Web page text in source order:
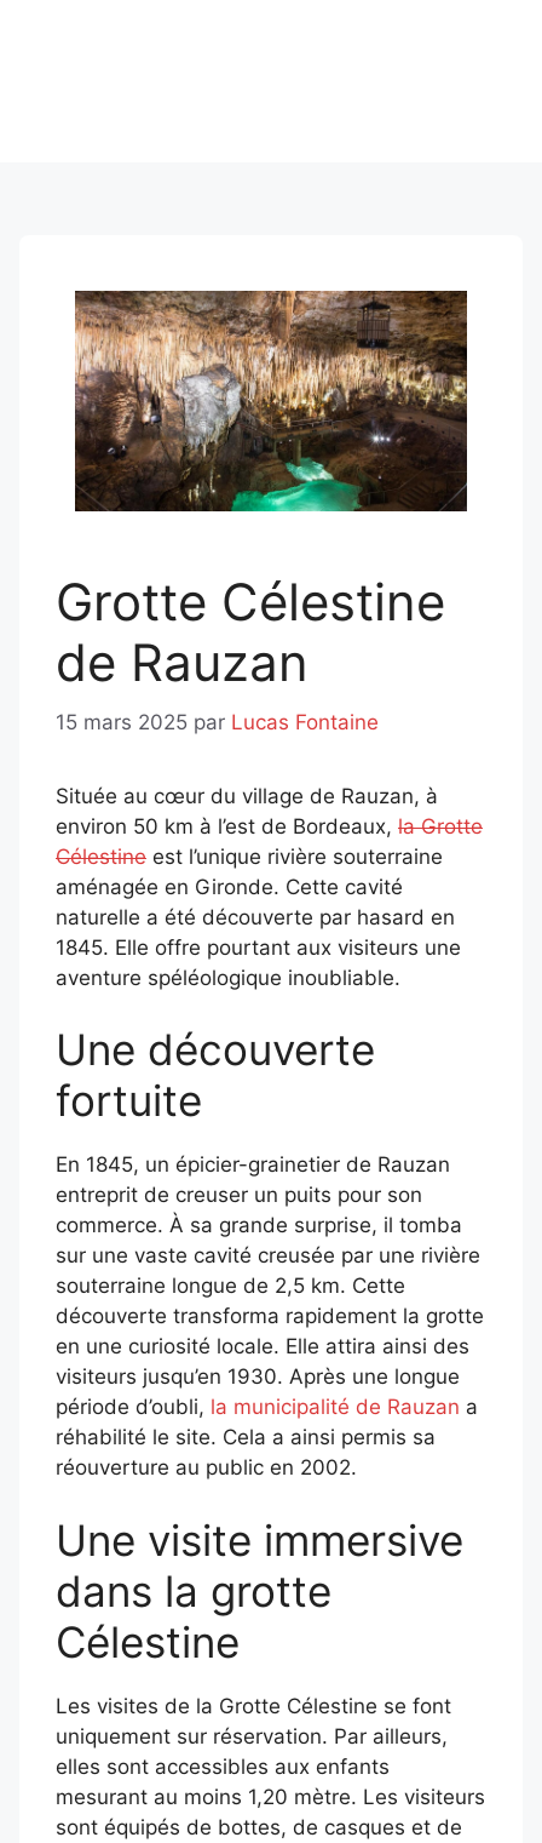
Grotte Célestine
de Rauzan
15 mars 2025 par Lucas Fontaine
Située au cœur du village de Rauzan, à
environ 50 km à l’est de Bordeaux, la Grotte
Célestine est l’unique rivière souterraine
aménagée en Gironde. Cette cavité
naturelle a été découverte par hasard en
1845. Elle offre pourtant aux visiteurs une
aventure spéléologique inoubliable.
Une découverte
fortuite
En 1845, un épicier-grainetier de Rauzan
entreprit de creuser un puits pour son
commerce. À sa grande surprise, il tomba
sur une vaste cavité creusée par une rivière
souterraine longue de 2,5 km. Cette
découverte transforma rapidement la grotte
en une curiosité locale. Elle attira ainsi des
visiteurs jusqu’en 1930. Après une longue
période d’oubli, la municipalité de Rauzan a
réhabilité le site. Cela a ainsi permis sa
réouverture au public en 2002.
Une visite immersive
dans la grotte
Célestine
Les visites de la Grotte Célestine se font
uniquement sur réservation. Par ailleurs,
elles sont accessibles aux enfants
mesurant au moins 1,20 mètre. Les visiteurs
sont équipés de bottes, de casques et de